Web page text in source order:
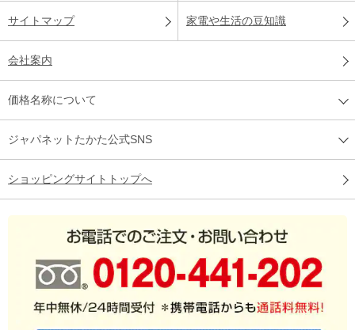
サイトマップ 家電や生活の豆知識
会社案内
価格名称について
ジャパネットたかた公式SNS
ショッピングサイトトップへ